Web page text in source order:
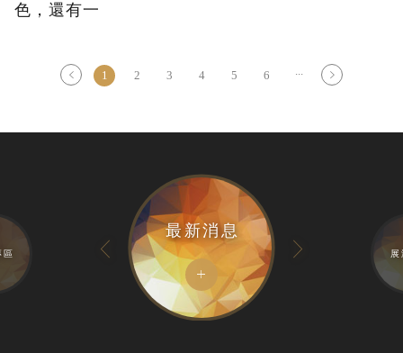
色，還有一
1 2 3 4 5 6
區
最新消息